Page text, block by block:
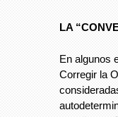
LA
En algunos
Corregir la